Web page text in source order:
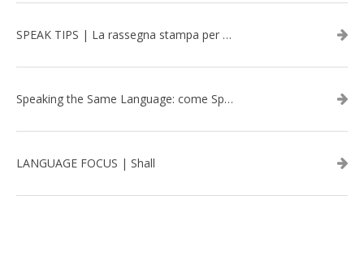
SPEAK TIPS | La rassegna stampa per migliorare l’inglese - febbraio 2026
Speaking the Same Language: come Speak aiuta a rafforzare i team attraverso il Team Building in inglese
LANGUAGE FOCUS | Shall